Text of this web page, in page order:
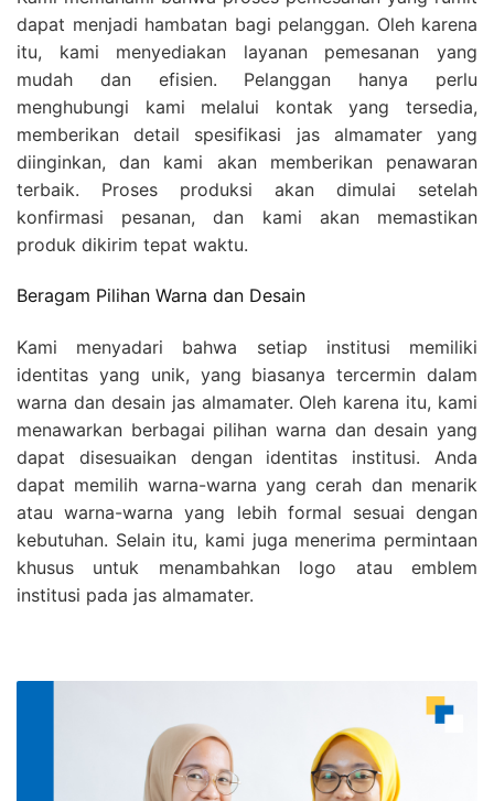
dapat menjadi hambatan bagi pelanggan. Oleh karena
itu, kami menyediakan layanan pemesanan yang
mudah dan efisien. Pelanggan hanya perlu
menghubungi kami melalui kontak yang tersedia,
memberikan detail spesifikasi jas almamater yang
diinginkan, dan kami akan memberikan penawaran
terbaik. Proses produksi akan dimulai setelah
konfirmasi pesanan, dan kami akan memastikan
produk dikirim tepat waktu.
Beragam Pilihan Warna dan Desain
Kami menyadari bahwa setiap institusi memiliki
identitas yang unik, yang biasanya tercermin dalam
warna dan desain jas almamater. Oleh karena itu, kami
menawarkan berbagai pilihan warna dan desain yang
dapat disesuaikan dengan identitas institusi. Anda
dapat memilih warna-warna yang cerah dan menarik
atau warna-warna yang lebih formal sesuai dengan
kebutuhan. Selain itu, kami juga menerima permintaan
khusus untuk menambahkan logo atau emblem
institusi pada jas almamater.